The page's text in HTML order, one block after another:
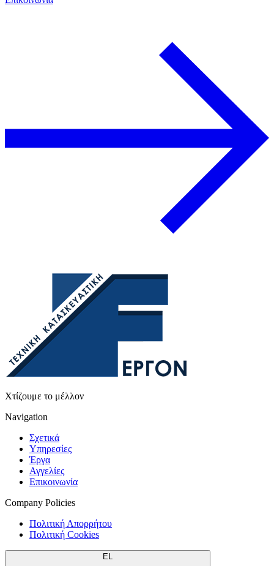
Χτίζουμε το μέλλον
Navigation
Σχετικά
Υπηρεσίες
Έργα
Αγγελίες
Επικοινωνία
Company Policies
Πολιτική Απορρήτου
Πολιτική Cookies